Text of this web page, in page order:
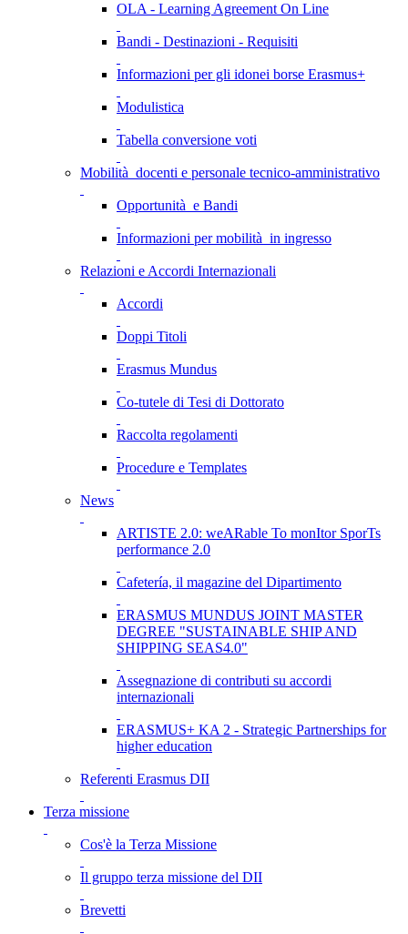
OLA - Learning Agreement On Line
Bandi - Destinazioni - Requisiti
Informazioni per gli idonei borse Erasmus+
Modulistica
Tabella conversione voti
Mobilità docenti e personale tecnico-amministrativo
Opportunità e Bandi
Informazioni per mobilità in ingresso
Relazioni e Accordi Internazionali
Accordi
Doppi Titoli
Erasmus Mundus
Co-tutele di Tesi di Dottorato
Raccolta regolamenti
Procedure e Templates
News
ARTISTE 2.0: weARable To monItor SporTs
performance 2.0
Cafetería, il magazine del Dipartimento
ERASMUS MUNDUS JOINT MASTER
DEGREE "SUSTAINABLE SHIP AND
SHIPPING SEAS4.0"
Assegnazione di contributi su accordi
internazionali
ERASMUS+ KA 2 - Strategic Partnerships for
higher education
Referenti Erasmus DII
Terza missione
Cos'è la Terza Missione
Il gruppo terza missione del DII
Brevetti